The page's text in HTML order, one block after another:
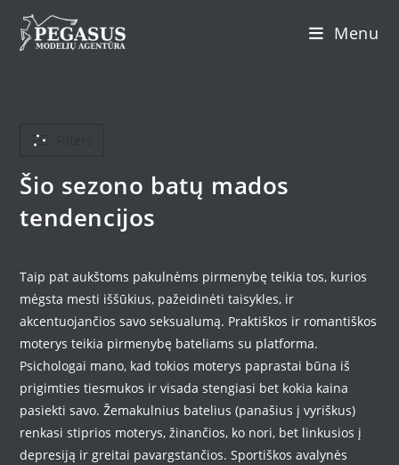
content
Menu
Šio sezono batų mados
tendencijos
Taip pat aukštoms pakulnėms pirmenybę teikia tos, kurios
mėgsta mesti iššūkius, pažeidinėti taisykles, ir
akcentuojančios savo seksualumą. Praktiškos ir romantiškos
moterys teikia pirmenybę bateliams su platforma.
Psichologai mano, kad tokios moterys paprastai būna iš
prigimties tiesmukos ir visada stengiasi bet kokia kaina
pasiekti savo. Žemakulnius batelius (panašius į vyriškus)
renkasi stiprios moterys, žinančios, ko nori, bet linkusios į
depresiją ir greitai pavargstančios. Sportiškos avalynės